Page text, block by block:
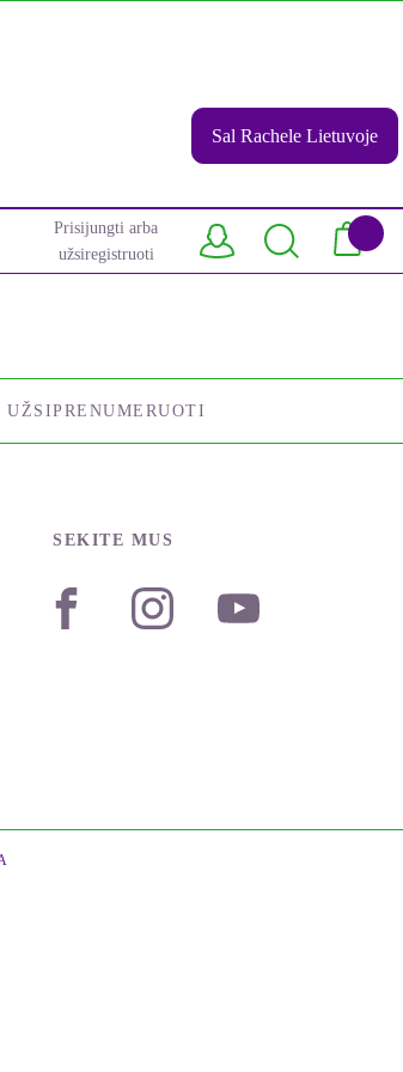
Sal Rachele Lietuvoje
Prisijungti arba
užsiregistruoti
UŽSIPRENUMERUOTI
SEKITE MUS